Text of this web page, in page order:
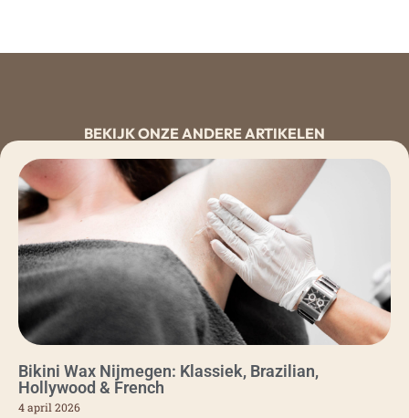
BEKIJK ONZE ANDERE ARTIKELEN
Bikini Wax Nijmegen: Klassiek, Brazilian,
Hollywood & French
4 april 2026